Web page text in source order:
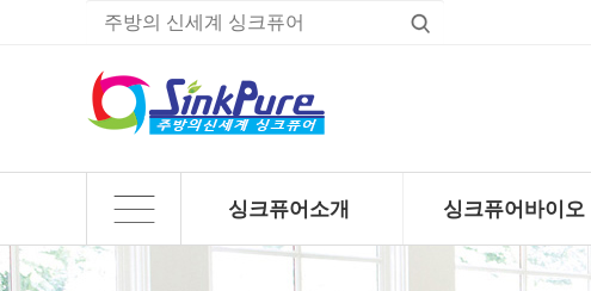
싱크퓨어소개 싱크퓨어바이오
하위분류
하위분류